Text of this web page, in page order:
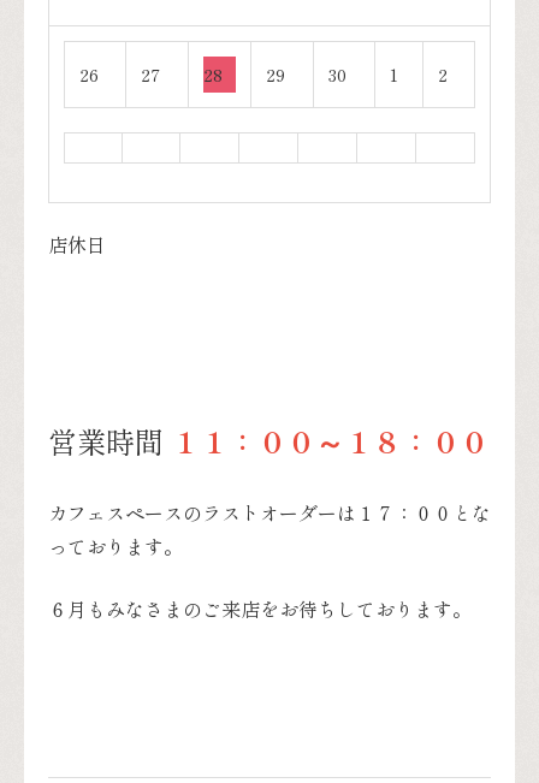
26 27 28 29 30 1 2
店休日
営業時間 １１：００～１８：００
カフェスペースのラストオーダーは１７：００とな
っております。
６月もみなさまのご来店をお待ちしております。